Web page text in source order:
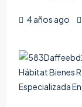
4 años ago